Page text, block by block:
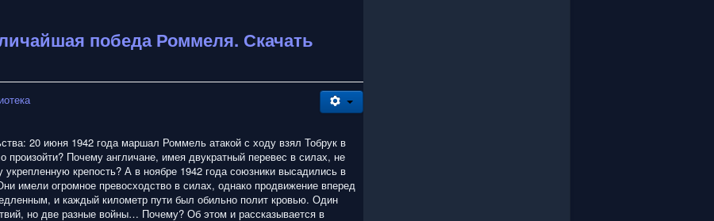
победа Роммеля. Скачать
20 июня 1942 года маршал Роммель атакой с ходу взял Тобрук в
произойти? Почему англичане, имея двукратный перевес в силах, не
укрепленную крепость? А в ноябре 1942 года союзники высадились в
имели огромное превосходство в силах, однако продвижение вперед
и каждый километр пути был обильно полит кровью. Один
но две разные войны… Почему? Об этом и рассказывается в